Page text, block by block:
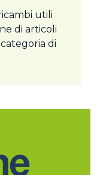
utili
di articoli
di